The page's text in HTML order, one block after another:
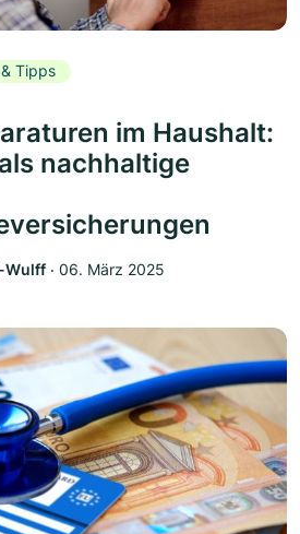
Tipps
im Haushalt:
nachhaltige
Wulff ‧ 06. März 2025